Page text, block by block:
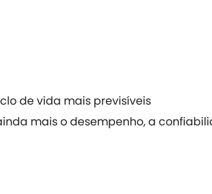
de vida mais previsíveis
mais o desempenho, a